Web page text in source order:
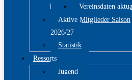
Vereinsdaten
Aktive Mitglieder Saison
2026/27
Statistik
Ressorts
Jugend